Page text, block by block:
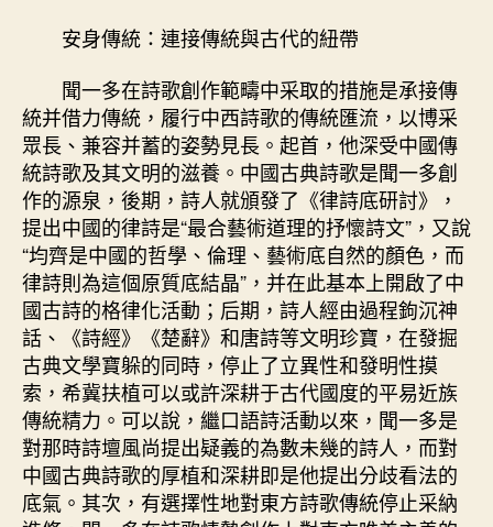
中
安身傳統：連接傳統與古代的紐帶
聞一多在詩歌創作範疇中采取的措施是承接傳
統并借力傳統，履行中西詩歌的傳統匯流，以博采
眾長、兼容并蓄的姿勢見長。起首，他深受中國傳
統詩歌及其文明的滋養。中國古典詩歌是聞一多創
作的源泉，後期，詩人就頒發了《律詩底研討》，
提出中國的律詩是“最合藝術道理的抒懷詩文”，又說
“均齊是中國的哲學、倫理、藝術底自然的顏色，而
律詩則為這個原質底結晶”，并在此基本上開啟了中
國古詩的格律化活動；后期，詩人經由過程鉤沉神
話、《詩經》《楚辭》和唐詩等文明珍寶，在發掘
古典文學寶躲的同時，停止了立異性和發明性摸
索，希冀扶植可以或許深耕于古代國度的平易近族
傳統精力。可以說，繼口語詩活動以來，聞一多是
對那時詩壇風尚提出疑義的為數未幾的詩人，而對
中國古典詩歌的厚植和深耕即是他提出分歧看法的
底氣。其次，有選擇性地對東方詩歌傳統停止采納